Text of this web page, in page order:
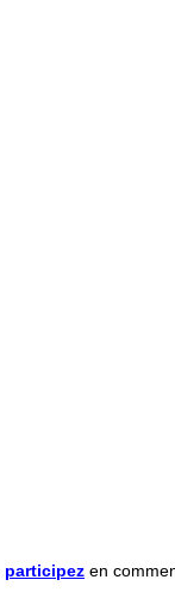
participez en